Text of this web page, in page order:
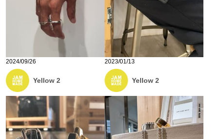
2024/09/26
Yellow 2
2023/01/13
Yellow 2